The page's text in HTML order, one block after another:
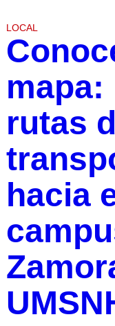
LOCAL
mapa:
rutas
hacia